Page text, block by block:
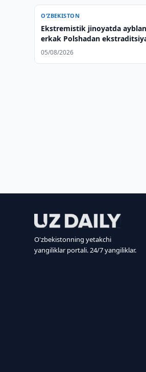
O‘ZBEKISTON
Ekstremistik jinoyatda
erkak Polshadan
qilindi
05/08/2026
O'zbekistonning yetakchi
yangiliklar portali. 24/7 yangiliklar.